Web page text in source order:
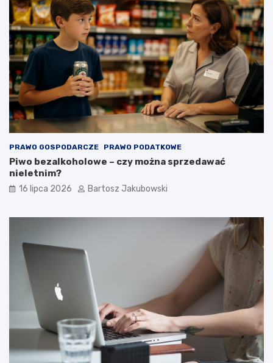
PRAWO GOSPODARCZE PRAWO PODATKOWE
Piwo bezalkoholowe – czy można sprzedawać
nieletnim?
16 lipca 2026 Bartosz Jakubowski